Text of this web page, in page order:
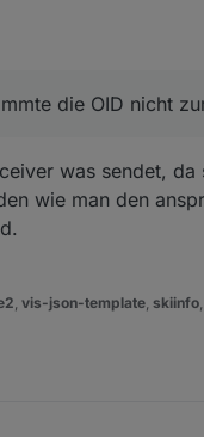
die OID nicht
was sendet,
wie man den
, vis-json-template, skiinfo,